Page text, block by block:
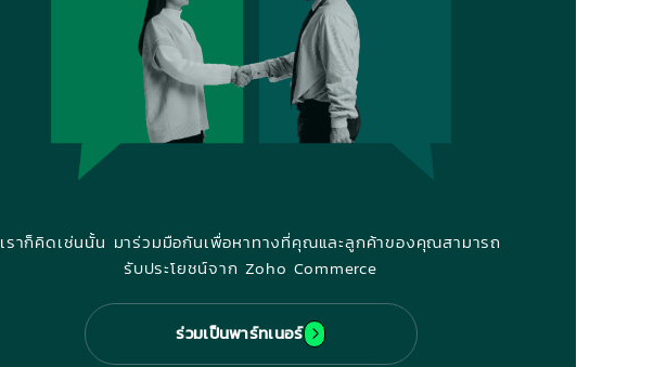
เราก็คิดเช่นนั้น มาร่วมมือกันเพื่อหาทางที่คุณและลูกค้าของคุณสามารถ
รับประโยชน์จาก Zoho Commerce
ร่วมเป็นพาร์ทเนอร์